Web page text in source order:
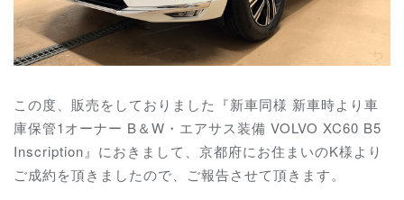
この度、販売をしておりました『新車同様 新車時より車
庫保管1オーナー B＆W・エアサス装備 VOLVO XC60 B5
Inscription』におきまして、京都府にお住まいのK様より
ご成約を頂きましたので、ご報告させて頂きます。